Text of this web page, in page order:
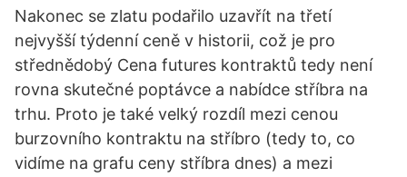
Nakonec se zlatu podařilo uzavřít na třetí
nejvyšší týdenní ceně v historii, což je pro
střednědobý Cena futures kontraktů tedy není
rovna skutečné poptávce a nabídce stříbra na
trhu. Proto je také velký rozdíl mezi cenou
burzovního kontraktu na stříbro (tedy to, co
vidíme na grafu ceny stříbra dnes) a mezi